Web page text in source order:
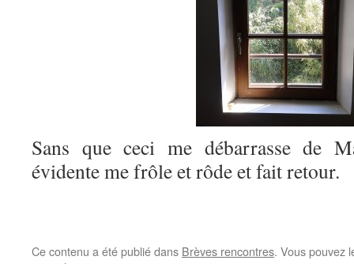
Sans que ceci me débarrasse de
évidente me frôle et rôde et fait retour.
Ce contenu a été publié dans Brèves rencontres. Vous pouvez